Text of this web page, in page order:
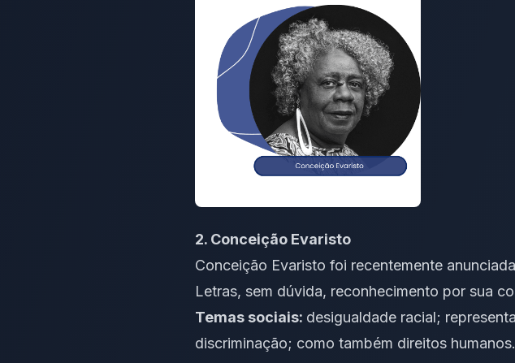
2. Conceição Evaristo
Conceição Evaristo foi recentemente
Letras, sem dúvida, reconhecimento por sua
Temas sociais: desigualdade racial;
discriminação; como também direitos humanos.